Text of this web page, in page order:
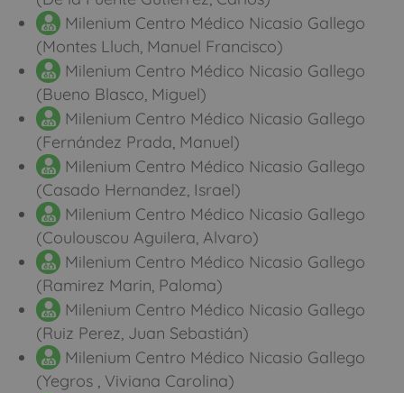
Milenium Centro Médico Nicasio Gallego
(Montes Lluch, Manuel Francisco)
Milenium Centro Médico Nicasio Gallego
(Bueno Blasco, Miguel)
Milenium Centro Médico Nicasio Gallego
(Fernández Prada, Manuel)
Milenium Centro Médico Nicasio Gallego
(Casado Hernandez, Israel)
Milenium Centro Médico Nicasio Gallego
(Coulouscou Aguilera, Alvaro)
Milenium Centro Médico Nicasio Gallego
(Ramirez Marin, Paloma)
Milenium Centro Médico Nicasio Gallego
(Ruiz Perez, Juan Sebastián)
Milenium Centro Médico Nicasio Gallego
(Yegros , Viviana Carolina)